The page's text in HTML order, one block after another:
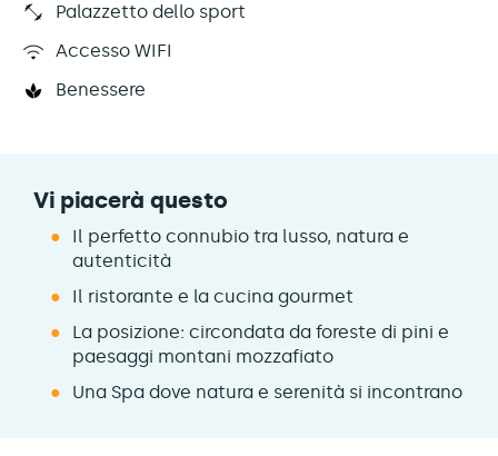
Palazzetto dello sport
Accesso WIFI
Benessere
Vi piacerà questo
Il perfetto connubio tra lusso, natura e
autenticità
Il ristorante e la cucina gourmet
La posizione: circondata da foreste di pini e
paesaggi montani mozzafiato
Una Spa dove natura e serenità si incontrano